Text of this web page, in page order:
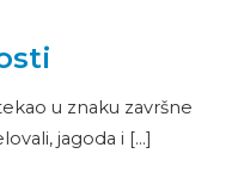
u znaku završne
jagoda i […]